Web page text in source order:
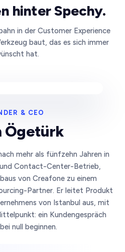
hinter Spechy.
in der Customer Experience
baut, das es sich immer
hat.
& CEO
Ögetürk
mehr als fünfzehn Jahren in
Contact-Center-Betrieb,
von Creafone zu einem
Partner. Er leitet Produkt
von Istanbul aus, mit
ein Kundengespräch
null beginnen.